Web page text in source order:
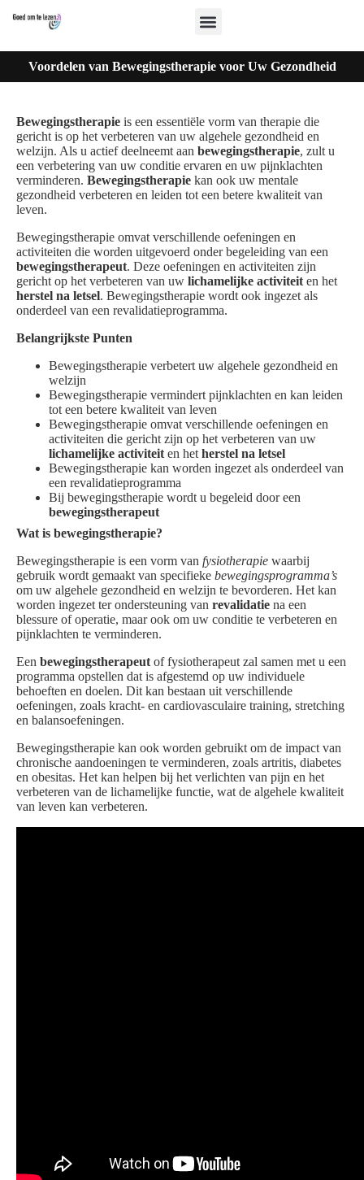
Voordelen van Bewegingstherapie voor Uw Gezondheid
Bewegingstherapie is een essentiële vorm van therapie die
gericht is op het verbeteren van uw algehele gezondheid en
welzijn. Als u actief deelneemt aan bewegingstherapie, zult u
een verbetering van uw conditie ervaren en uw pijnklachten
verminderen. Bewegingstherapie kan ook uw mentale
gezondheid verbeteren en leiden tot een betere kwaliteit van
leven.
Bewegingstherapie omvat verschillende oefeningen en
activiteiten die worden uitgevoerd onder begeleiding van een
bewegingstherapeut. Deze oefeningen en activiteiten zijn
gericht op het verbeteren van uw lichamelijke activiteit en het
herstel na letsel. Bewegingstherapie wordt ook ingezet als
onderdeel van een revalidatieprogramma.
Belangrijkste Punten
Bewegingstherapie verbetert uw algehele gezondheid en
welzijn
Bewegingstherapie vermindert pijnklachten en kan leiden
tot een betere kwaliteit van leven
Bewegingstherapie omvat verschillende oefeningen en
activiteiten die gericht zijn op het verbeteren van uw
lichamelijke activiteit en het herstel na letsel
Bewegingstherapie kan worden ingezet als onderdeel van
een revalidatieprogramma
Bij bewegingstherapie wordt u begeleid door een
bewegingstherapeut
Wat is bewegingstherapie?
Bewegingstherapie is een vorm van fysiotherapie waarbij
gebruik wordt gemaakt van specifieke bewegingsprogramma’s
om uw algehele gezondheid en welzijn te bevorderen. Het kan
worden ingezet ter ondersteuning van revalidatie na een
blessure of operatie, maar ook om uw conditie te verbeteren en
pijnklachten te verminderen.
Een bewegingstherapeut of fysiotherapeut zal samen met u een
programma opstellen dat is afgestemd op uw individuele
behoeften en doelen. Dit kan bestaan uit verschillende
oefeningen, zoals kracht- en cardiovasculaire training, stretching
en balansoefeningen.
Bewegingstherapie kan ook worden gebruikt om de impact van
chronische aandoeningen te verminderen, zoals artritis, diabetes
en obesitas. Het kan helpen bij het verlichten van pijn en het
verbeteren van de lichamelijke functie, wat de algehele kwaliteit
van leven kan verbeteren.